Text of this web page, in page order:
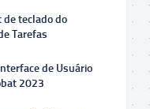
de teclado do
Tarefas
de Usuário
2023